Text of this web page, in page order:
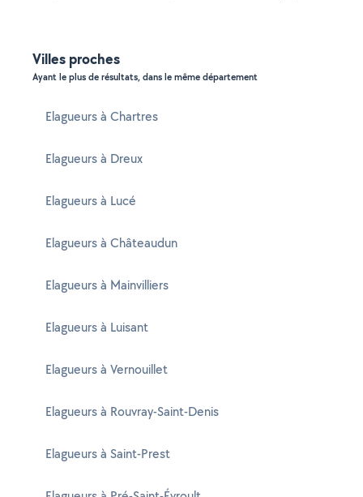
Villes proches
Ayant le plus de résultats, dans le même département
Elagueurs à Chartres
Elagueurs à Dreux
Elagueurs à Lucé
Elagueurs à Châteaudun
Elagueurs à Mainvilliers
Elagueurs à Luisant
Elagueurs à Vernouillet
Elagueurs à Rouvray-Saint-Denis
Elagueurs à Saint-Prest